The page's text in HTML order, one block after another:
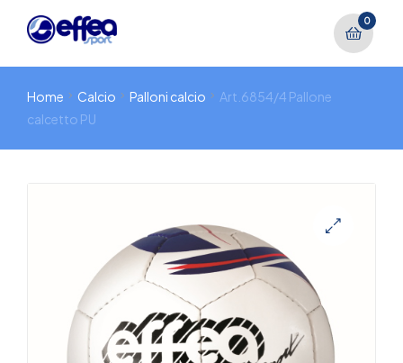
0
Home Calcio Palloni calcio
Art.6854/4 Pallone
calcetto PU